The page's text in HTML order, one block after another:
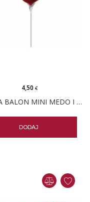
FOLIJA BALON MINI MEDO I VOLIM TE SRCE
4,50 €
DODAJ